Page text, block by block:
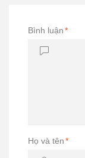
Bình luận*
Họ và tên*